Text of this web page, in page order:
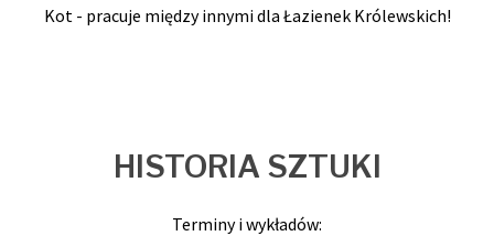
Kot - pracuje między innymi dla Łazienek Królewskich!
HISTORIA SZTUKI
Terminy i wykładów: